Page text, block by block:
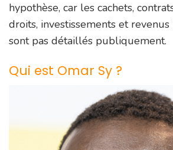
hypothèse, car les cachets,
droits, investissements et
sont pas détaillés publiquement.
Qui est Omar Sy ?